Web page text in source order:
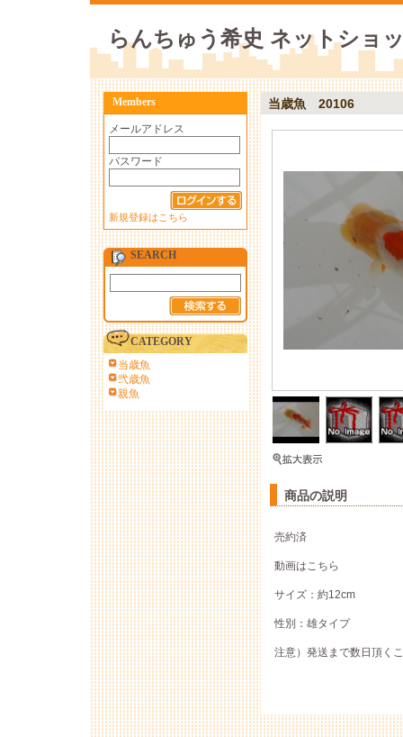
らんちゅう希史 ネットショ
Members
メールアドレス
パスワード
新規登録はこちら
SEARCH
CATEGORY
当歳魚
弐歳魚
親魚
当歳魚 20106
商品の説明
売約済
動画はこちら
サイズ：約12cm
性別：雄タイプ
注意）発送まで数日頂く